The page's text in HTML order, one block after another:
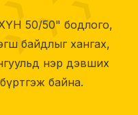
50/50" бодлого,
байдлыг хангах,
нэр дэвших
байна.